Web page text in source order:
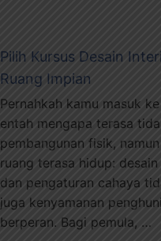
Pilih Kursus Desain
Ruang Impian
Pernahkah kamu masuk
entah mengapa terasa
pembangunan fisik,
ruang terasa hidup:
dan pengaturan cahaya
juga kenyamanan
berperan. Bagi pemula, …